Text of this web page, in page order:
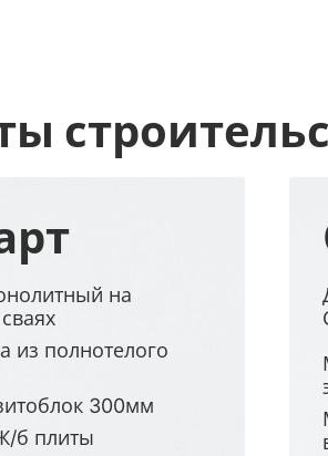
на
из полнотелого
300мм
б плиты